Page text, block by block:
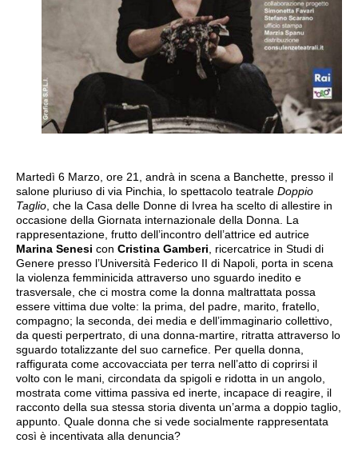
Martedì 6 Marzo, ore 21, andrà in scena a Banchette, presso il
salone pluriuso di via Pinchia, lo spettacolo teatrale Doppio
Taglio, che la Casa delle Donne di Ivrea ha scelto di allestire in
occasione della Giornata internazionale della Donna. La
rappresentazione, frutto dell’incontro dell’attrice ed autrice
Marina Senesi con Cristina Gamberi, ricercatrice in Studi di
Genere presso l’Università Federico II di Napoli, porta in scena
la violenza femminicida attraverso uno sguardo inedito e
trasversale, che ci mostra come la donna maltrattata possa
essere vittima due volte: la prima, del padre, marito, fratello,
compagno; la seconda, dei media e dell’immaginario collettivo,
da questi perpertrato, di una donna-martire, ritratta attraverso lo
sguardo totalizzante del suo carnefice. Per quella donna,
raffigurata come accovacciata per terra nell’atto di coprirsi il
volto con le mani, circondata da spigoli e ridotta in un angolo,
mostrata come vittima passiva ed inerte, incapace di reagire, il
racconto della sua stessa storia diventa un’arma a doppio taglio,
appunto. Quale donna che si vede socialmente rappresentata
così è incentivata alla denuncia?